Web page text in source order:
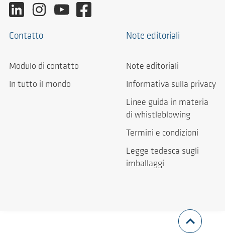
Contatto
Modulo di contatto
In tutto il mondo
Note editoriali
Note editoriali
Informativa sulla privacy
Linee guida in materia
di whistleblowing
Termini e condizioni
Legge tedesca sugli
imballaggi